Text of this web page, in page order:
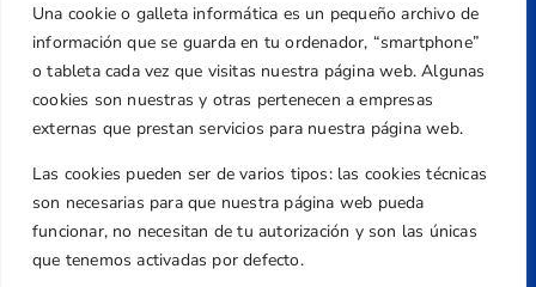
Una cookie o galleta informática es un pequeño archivo de
información que se guarda en tu ordenador, “smartphone”
o tableta cada vez que visitas nuestra página web. Algunas
cookies son nuestras y otras pertenecen a empresas
externas que prestan servicios para nuestra página web.
Las cookies pueden ser de varios tipos: las cookies técnicas
son necesarias para que nuestra página web pueda
funcionar, no necesitan de tu autorización y son las únicas
que tenemos activadas por defecto.
Dirección
Centre de L´Esport, Carrer d'Isaac Peral i
Caballero, Nº 5, Despachos 2 y 3, 46980,
Valencia
+34 961 367 799
Email
federacion@golfcv.com